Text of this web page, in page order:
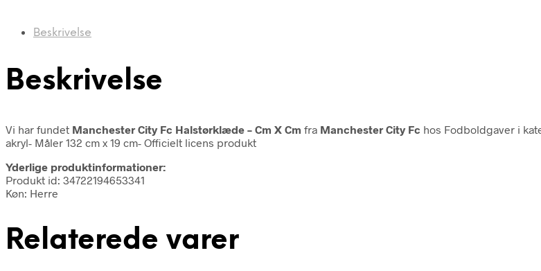
Beskrivelse
Beskrivelse
Vi har fundet Manchester City Fc Halstørklæde – Cm X Cm fra Manchester City Fc hos Fodboldgaver i
akryl- Måler 132 cm x 19 cm- Officielt licens produkt
Yderlige produktinformationer:
Produkt id: 34722194653341
Køn: Herre
Relaterede varer